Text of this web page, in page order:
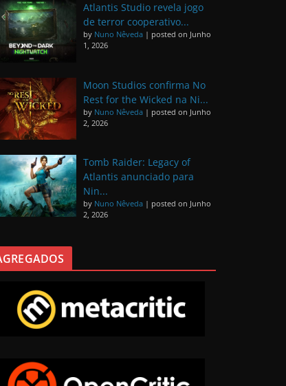
Atlantis Studio revela jogo
de terror cooperativo...
by Nuno Nêveda | posted on Junho
1, 2026
Moon Studios confirma No
Rest for the Wicked na Ni...
by Nuno Nêveda | posted on Junho
2, 2026
Tomb Raider: Legacy of
Atlantis anunciado para
Nin...
by Nuno Nêveda | posted on Junho
2, 2026